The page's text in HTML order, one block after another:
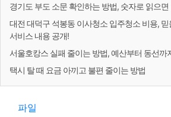
경기도 부도 소문 확인하는 방법, 숫자로 읽으
대전 대덕구 석봉동 이사청소 입주청소 비용,
서비스 내용 공개!
서울호캉스 실패 줄이는 방법, 예산부터 동선까
택시 탈 때 요금 아끼고 불편 줄이는 방법
파일